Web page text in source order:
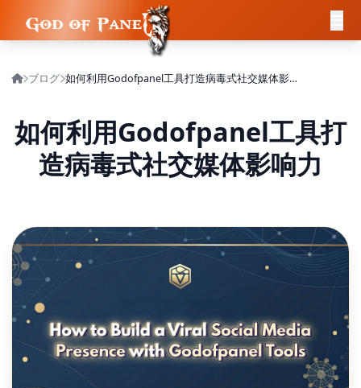
ブログ 如何利用Godofpanel工具打造病毒式社交媒体影响力
如何利用Godofpanel工具打
造病毒式社交媒体影响力